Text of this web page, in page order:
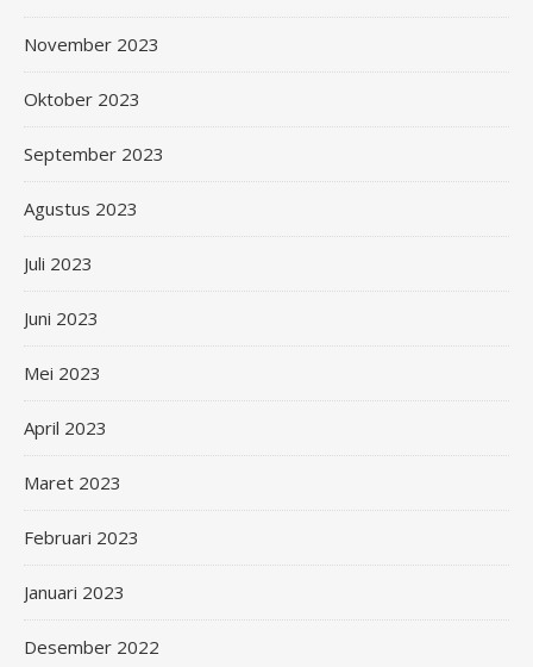
November 2023
Oktober 2023
September 2023
Agustus 2023
Juli 2023
Juni 2023
Mei 2023
April 2023
Maret 2023
Februari 2023
Januari 2023
Desember 2022